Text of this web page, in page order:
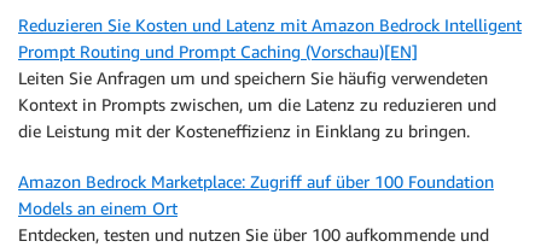
Reduzieren Sie Kosten und Latenz mit Amazon Bedrock Intelligent
Prompt Routing und Prompt Caching (Vorschau)[EN]
Leiten Sie Anfragen um und speichern Sie häufig verwendeten
Kontext in Prompts zwischen, um die Latenz zu reduzieren und
die Leistung mit der Kosteneffizienz in Einklang zu bringen.
Amazon Bedrock Marketplace: Zugriff auf über 100 Foundation
Models an einem Ort
Entdecken, testen und nutzen Sie über 100 aufkommende und